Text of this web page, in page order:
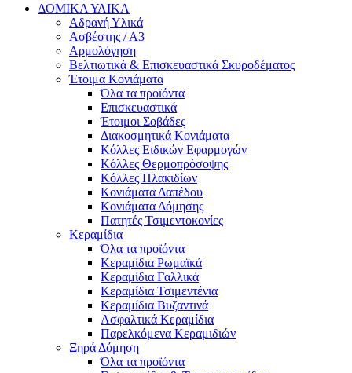
ΔΟΜΙΚΑ ΥΛΙΚΑ
Αδρανή Υλικά
Ασβέστης / Α3
Αρμολόγηση
Βελτιωτικά & Επισκευαστικά Σκυροδέματος
Έτοιμα Κονιάματα
Όλα τα προϊόντα
Επισκευαστικά
Έτοιμοι Σοβάδες
Διακοσμητικά Κονιάματα
Κόλλες Ειδικών Εφαρμογών
Κόλλες Θερμοπρόσοψης
Κόλλες Πλακιδίων
Κονιάματα Δαπέδου
Κονιάματα Δόμησης
Πατητές Τσιμεντοκονίες
Κεραμίδια
Όλα τα προϊόντα
Κεραμίδια Ρωμαϊκά
Κεραμίδια Γαλλικά
Κεραμίδια Τσιμεντένια
Κεραμίδια Βυζαντινά
Ασφαλτικά Κεραμίδια
Παρελκόμενα Κεραμιδιών
Ξηρά Δόμηση
Όλα τα προϊόντα